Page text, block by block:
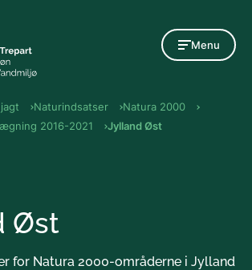
Menu
Naturindsatser
Natura 2000
2016-2021
Jylland Øst
Øst
for Natura 2000-områderne i Jylland